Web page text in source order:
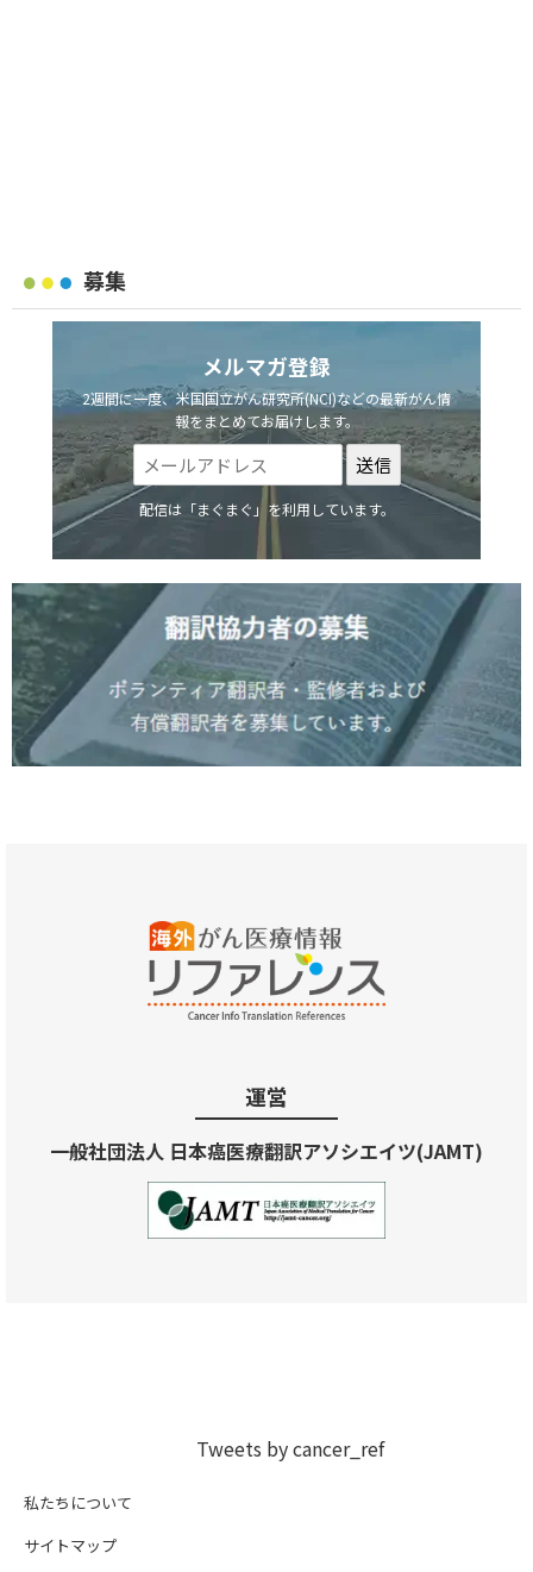
募集
メルマガ登録
2週間に一度、米国国立がん研究所(NCI)などの最新がん情
報をまとめてお届けします。
配信は「まぐまぐ」を利用しています。
運営
一般社団法人 日本癌医療翻訳アソシエイツ(JAMT)
Tweets by cancer_ref
私たちについて
サイトマップ